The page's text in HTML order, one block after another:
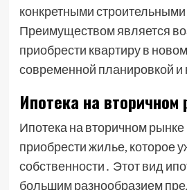
конкретными
Преимуществом является
приобрести квартиру в
современной планировкой и
Ипотека на вторичном
Ипотека на вторичном рынке
приобрести жилье, которое
собственности․ Этот вид
большим разнообразием